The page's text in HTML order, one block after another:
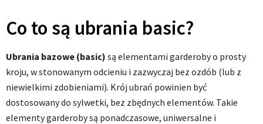
Co to są ubrania basic?
Ubrania bazowe (basic) są elementami garderoby o prosty
kroju, w stonowanym odcieniu i zazwyczaj bez ozdób (lub z
niewielkimi zdobieniami). Krój ubrań powinien być
dostosowany do sylwetki, bez zbędnych elementów. Takie
elementy garderoby są ponadczasowe, uniwersalne i